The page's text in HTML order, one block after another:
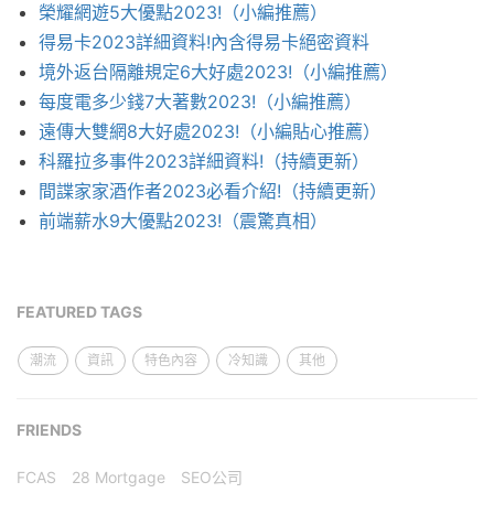
榮耀網遊5大優點2023!（小編推薦）
得易卡2023詳細資料!內含得易卡絕密資料
境外返台隔離規定6大好處2023!（小編推薦）
每度電多少錢7大著數2023!（小編推薦）
遠傳大雙網8大好處2023!（小編貼心推薦）
科羅拉多事件2023詳細資料!（持續更新）
間諜家家酒作者2023必看介紹!（持續更新）
前端薪水9大優點2023!（震驚真相）
FEATURED TAGS
潮流 資訊 特色內容 冷知識 其他
FRIENDS
FCAS 28 Mortgage SEO公司